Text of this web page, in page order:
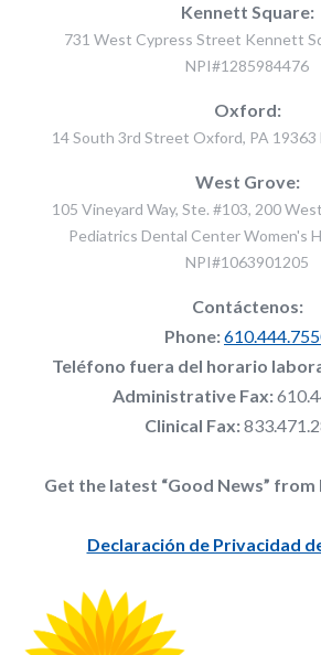
Kennett Square:
731 West Cypress Street Kennett
NPI#1285984476
Oxford:
14 South 3rd Street Oxford, PA
West Grove:
105 Vineyard Way, Ste. #103, 200
Pediatrics Dental Center Women's
NPI#1063901205
Contáctenos:
Phone:
Teléfono fuera del horario
Administrative Fax:
Clinical Fax:
Get the latest “Good News” from
Declaración de Privacidad